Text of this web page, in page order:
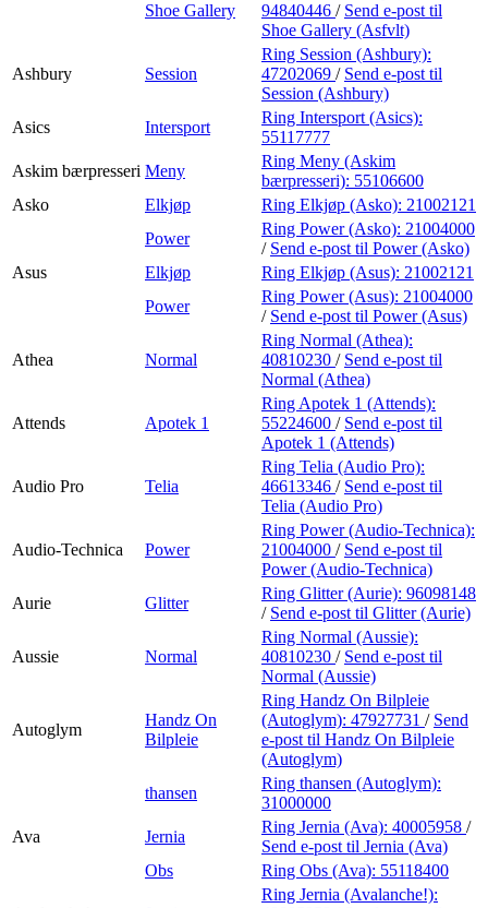
Shoe Gallery
94840446 / Send e-post til
Shoe Gallery (Asfvlt)
Ashbury Session
Ring Session (Ashbury):
47202069 / Send e-post til
Session (Ashbury)
Asics
Intersport
Ring Intersport (Asics):
55117777
Askim bærpresseri Meny
Ring Meny (Askim
bærpresseri): 55106600
Asko
Elkjøp Ring Elkjøp (Asko): 21002121
Power
Ring Power (Asko): 21004000
/ Send e-post til Power (Asko)
Asus
Elkjøp Ring Elkjøp (Asus): 21002121
Power
Ring Power (Asus): 21004000
/ Send e-post til Power (Asus)
Athea Normal
Ring Normal (Athea):
40810230 / Send e-post til
Normal (Athea)
Attends Apotek 1
Ring Apotek 1 (Attends):
55224600 / Send e-post til
Apotek 1 (Attends)
Audio Pro Telia
Ring Telia (Audio Pro):
46613346 / Send e-post til
Telia (Audio Pro)
Audio-Technica Power
Ring Power (Audio-Technica):
21004000 / Send e-post til
Power (Audio-Technica)
Aurie
Glitter
Ring Glitter (Aurie): 96098148
/ Send e-post til Glitter (Aurie)
Aussie Normal
Ring Normal (Aussie):
40810230 / Send e-post til
Normal (Aussie)
Autoglym
Handz On
Bilpleie
Ring Handz On Bilpleie
(Autoglym): 47927731 / Send
e-post til Handz On Bilpleie
(Autoglym)
thansen
Ring thansen (Autoglym):
31000000
Ava
Jernia
Ring Jernia (Ava): 40005958 /
Send e-post til Jernia (Ava)
Obs
Ring Obs (Ava): 55118400
Ring Jernia (Avalanche!):